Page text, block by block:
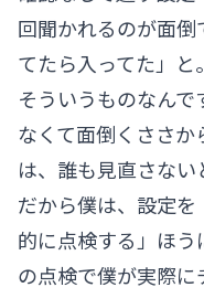
回聞かれるのが面
てたら入ってた」と。
そういうものなんで
なくて面倒くささか
は、誰も見直さない
だから僕は、設定
的に点検する」ほ
の点検で僕が実際